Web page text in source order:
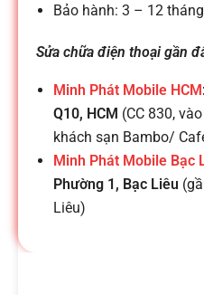
t
h
o
ạ
i
Bảo hành: 3 – 12
Sửa chữa điện thoại gần
Minh Phát Mobile HCM
Q10, HCM (CC 830,
khách sạn Bambo/
Minh Phát Mobile Bạc
Phường 1, Bạc Liêu
Liêu)